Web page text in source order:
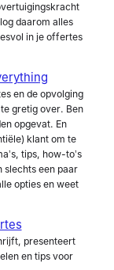
daarom alles
in je offertes
en de opvolging
gretig over. Ben
opgevat. En
klant om te
tips, how-to’s
slechts een paar
opties en weet
presenteert
en tips voor